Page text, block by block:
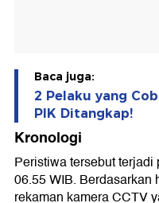
Baca juga:
2 Pelaku yang
PIK Ditangkap!
Kronologi
Peristiwa tersebut
06.55 WIB.
rekaman kamera CCTV